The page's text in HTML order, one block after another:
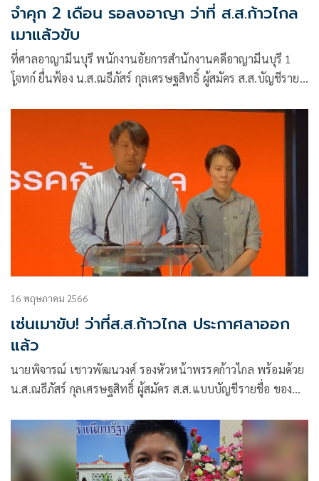
จำคุก 2 เดือน รอลงอาญา ว่าที่ ส.ส.ก้าวไกล
เมาแล้วขับ
ที่ศาลอาญามีนบุรี พนักงานอัยการสำนักงานคดีอาญามีนบุรี 1
โจทก์ ยื่นฟ้อง น.ส.ณธีภัสร์ กุลเศรษฐสิทธิ์ ผู้สมัคร ส.ส.บัญชีราย
สุราหรือของเมาอย่างอื่น
16 พฤษภาคม 2566
เซ่นเมาขับ! ว่าที่ส.ส.ก้าวไกล ประกาศลาออก
แล้ว
นายพิจารณ์ เชาวพัฒนวงศ์ รองหัวหน้าพรรคก้าวไกล พร้อมด้วย
น.ส.ณธีภัสร์ กุลเศรษฐสิทธิ์ ผู้สมัคร ส.ส.แบบบัญชีรายชื่อ ของ